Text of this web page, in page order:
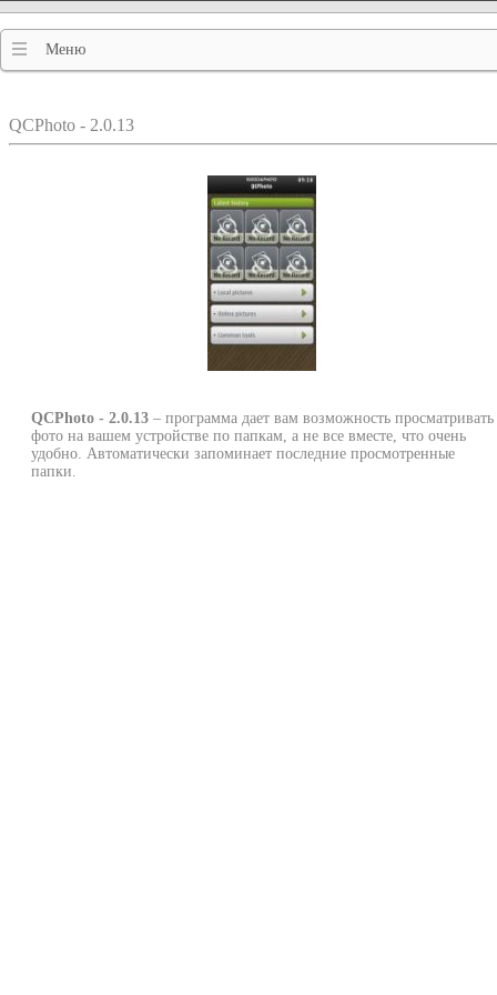
Меню
QCPhoto - 2.0.13
QCPhoto - 2.0.13 – программа дает вам возможность просматривать
фото на вашем устройстве по папкам, а не все вместе, что очень
удобно. Автоматически запоминает последние просмотренные
папки.